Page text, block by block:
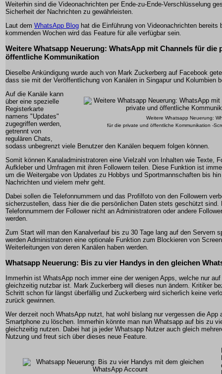
Weiterhin sind die Videonachrichten per Ende-zu-Ende-Verschlüsselung
Sicherheit der Nachrichten zu gewährleisten.
Laut dem WhatsApp Blog hat die Einführung von Videonachrichten bereits
kommenden Wochen wird das Feature für alle verfügbar sein.
Weitere Whatsapp Neuerung: WhatsApp mit Channels für die
öffentliche Kommunikation
Dieselbe Ankündigung wurde auch von Mark Zuckerberg auf Facebook
dass sie mit der Veröffentlichung von Kanälen in Singapur und Kolumbien
Weitere Whatsapp Neuerung:
für die private und öffentliche Kommunikation -
Auf die Kanäle kann
über eine spezielle
Registerkarte
namens "Updates"
zugegriffen werden,
getrennt von
regulären Chats,
sodass unbegrenzt viele Benutzer den Kanälen bequem folgen können.
Somit können Kanaladministratoren eine Vielzahl von Inhalten wie Texte,
Aufkleber und Umfragen mit ihren Followern teilen. Diese Funktion ist
um die Weitergabe von Updates zu Hobbys und Sportmannschaften bis
Nachrichten und vielem mehr geht.
Dabei sollen die Telefonnummern und das Profilfoto von den Followern
sicherzustellen, dass hier die die persönlichen Daten stets geschützt sind.
Telefonnummern der Follower nicht an Administratoren oder andere
werden.
Zum Start will man den Kanalverlauf bis zu 30 Tage lang auf den Servern
werden Administratoren eine optionale Funktion zum Blockieren von
Weiterleitungen von deren Kanälen haben werden.
Whatsapp Neuerung: Bis zu vier Handys in den gleichen
Immerhin ist WhatsApp noch immer eine der wenigen Apps, welche nur
gleichzeitig nutzbar ist. Mark Zuckerberg will dieses nun ändern. Kritiker
Schritt schon für längst überfällig und Zuckerberg wird sicherlich keine
zurück gewinnen.
Wer derzeit noch WhatsApp nutzt, hat wohl bislang nur vergessen die App
Smartphone zu löschen. Immerhin könnte man nun Whatsapp auf bis zu
gleichzeitig nutzen. Dabei hat ja jeder Whatsapp Nutzer auch gleich
Nutzung und freut sich über dieses neue Feature.